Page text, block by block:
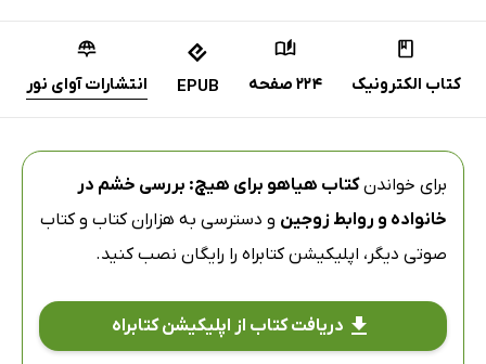
کتاب الکترونیک 224 صفحه EPUB انتشارات آوای نور
برای خواندنکتاب هیاهو برای هیچ: بررسی خشم در
خانواده و روابط زوجین و دسترسی به هزاران کتاب و کتاب
صوتی دیگر، اپلیکیشن کتابراه را رایگان نصب کنید.
دریافت کتاب از اپلیکیشن کتابراه